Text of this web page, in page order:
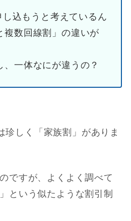
込もうと考えているん
複数回線割」の違いが
一体なにが違うの？
珍しく「家族割」がありま
ですが、よくよく調べて
という似たような割引制